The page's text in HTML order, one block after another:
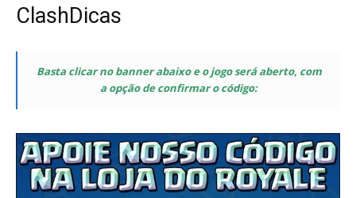
ClashDicas
Basta clicar no banner abaixo e o jogo será aberto, com
a opção de confirmar o código: